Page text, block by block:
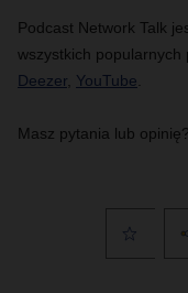
Podcast Network Talk
wszystkich popularnych
Deezer YouTube
Masz pytania lub